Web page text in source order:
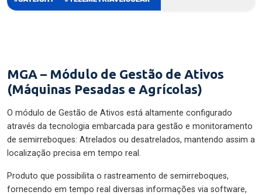
MGA – Módulo de Gestão de Ativos
(Máquinas Pesadas e Agrícolas)
O módulo de Gestão de Ativos está altamente configurado
através da tecnologia embarcada para gestão e monitoramento
de semirreboques: Atrelados ou desatrelados, mantendo assim a
localização precisa em tempo real.
Produto que possibilita o rastreamento de semirreboques,
fornecendo em tempo real diversas informações via software,